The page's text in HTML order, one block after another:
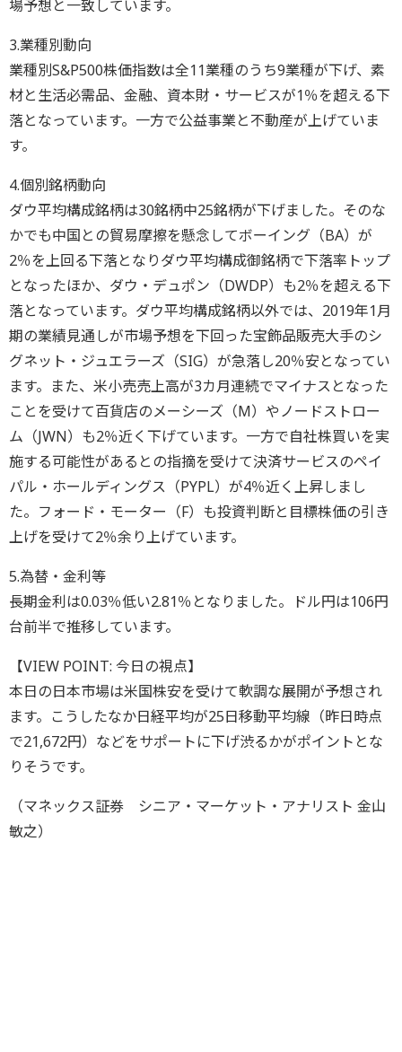
場予想と一致しています。
3.業種別動向
業種別S&P500株価指数は全11業種のうち9業種が下げ、素
材と生活必需品、金融、資本財・サービスが1％を超える下
落となっています。一方で公益事業と不動産が上げていま
す。
4.個別銘柄動向
ダウ平均構成銘柄は30銘柄中25銘柄が下げました。そのな
かでも中国との貿易摩擦を懸念してボーイング（BA）が
2％を上回る下落となりダウ平均構成御銘柄で下落率トップ
となったほか、ダウ・デュポン（DWDP）も2％を超える下
落となっています。ダウ平均構成銘柄以外では、2019年1月
期の業績見通しが市場予想を下回った宝飾品販売大手のシ
グネット・ジュエラーズ（SIG）が急落し20％安となってい
ます。また、米小売売上高が3カ月連続でマイナスとなった
ことを受けて百貨店のメーシーズ（M）やノードストロー
ム（JWN）も2％近く下げています。一方で自社株買いを実
施する可能性があるとの指摘を受けて決済サービスのペイ
パル・ホールディングス（PYPL）が4％近く上昇しまし
た。フォード・モーター（F）も投資判断と目標株価の引き
上げを受けて2％余り上げています。
5.為替・金利等
長期金利は0.03％低い2.81％となりました。ドル円は106円
台前半で推移しています。
【VIEW POINT: 今日の視点】
本日の日本市場は米国株安を受けて軟調な展開が予想され
ます。こうしたなか日経平均が25日移動平均線（昨日時点
で21,672円）などをサポートに下げ渋るかがポイントとな
りそうです。
（マネックス証券 シニア・マーケット・アナリスト 金山
敏之）